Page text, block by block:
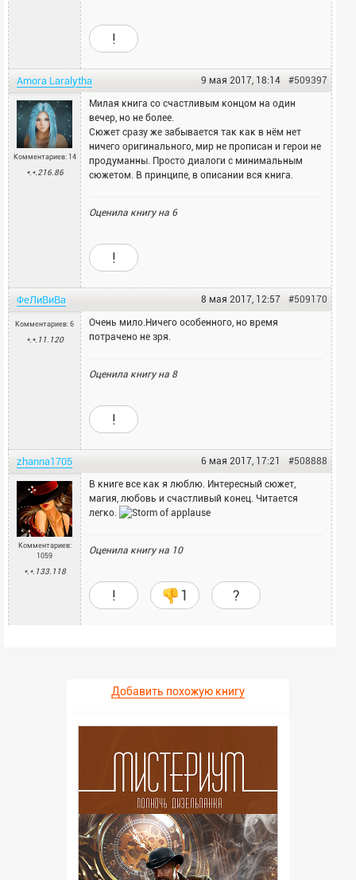
!
Amora Laralytha #509397
9 мая 2017, 18:14
Комментариев: 14
*.*.216.86
Милая книга со счастливым концом на один
вечер, но не более.
Сюжет сразу же забывается так как в нём нет
ничего оригинального, мир не прописан и герои не
продуманны. Просто диалоги с минимальным
сюжетом. В принципе, в описании вся книга.
Оценила книгу на 6
!
ФеЛиВиВа #509170
8 мая 2017, 12:57
Комментариев: 6
*.*.11.120
Очень мило.Ничего особенного, но время
потрачено не зря.
Оценила книгу на 8
!
zhanna1705 #508888
6 мая 2017, 17:21
Комментариев:
1059
*.*.133.118
В книге все как я люблю. Интересный сюжет,
магия, любовь и счастливый конец. Читается
легко.
Оценила книгу на 10
! 1 ?
Добавить похожую книгу